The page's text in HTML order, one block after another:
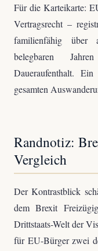
Für die Karteikarte:
Vertragsrecht –
familienfähig über
belegbaren
Daueraufenthalt.
gesamten
Randnotiz:
Vergleich
Der Kontrastblick
dem Brexit
Drittstaats-Welt der
für EU-Bürger zwei